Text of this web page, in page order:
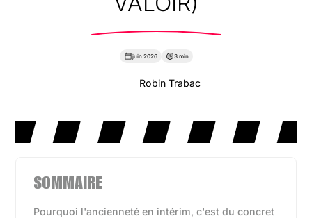
juin 2026 3 min
Robin Trabac
SOMMAIRE
Pourquoi l'ancienneté en intérim, c'est du concret